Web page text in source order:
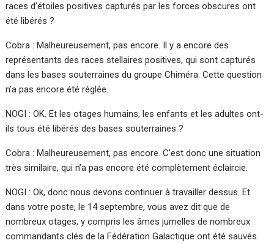
races d’étoiles positives capturés par les forces obscures ont
été libérés ?
Cobra : Malheureusement, pas encore. Il y a encore des
représentants des races stellaires positives, qui sont capturés
dans les bases souterraines du groupe Chiméra. Cette question
n’a pas encore été réglée.
NOGI : OK. Et les otages humains, les enfants et les adultes ont-
ils tous été libérés des bases souterraines ?
Cobra : Malheureusement, pas encore. C’est donc une situation
très similaire, qui n’a pas encore été complètement éclaircie.
NOGI : Ok, donc nous devons continuer à travailler dessus. Et
dans votre poste, le 14 septembre, vous avez dit que de
nombreux otages, y compris les âmes jumelles de nombreux
commandants clés de la Fédération Galactique ont été sauvés.